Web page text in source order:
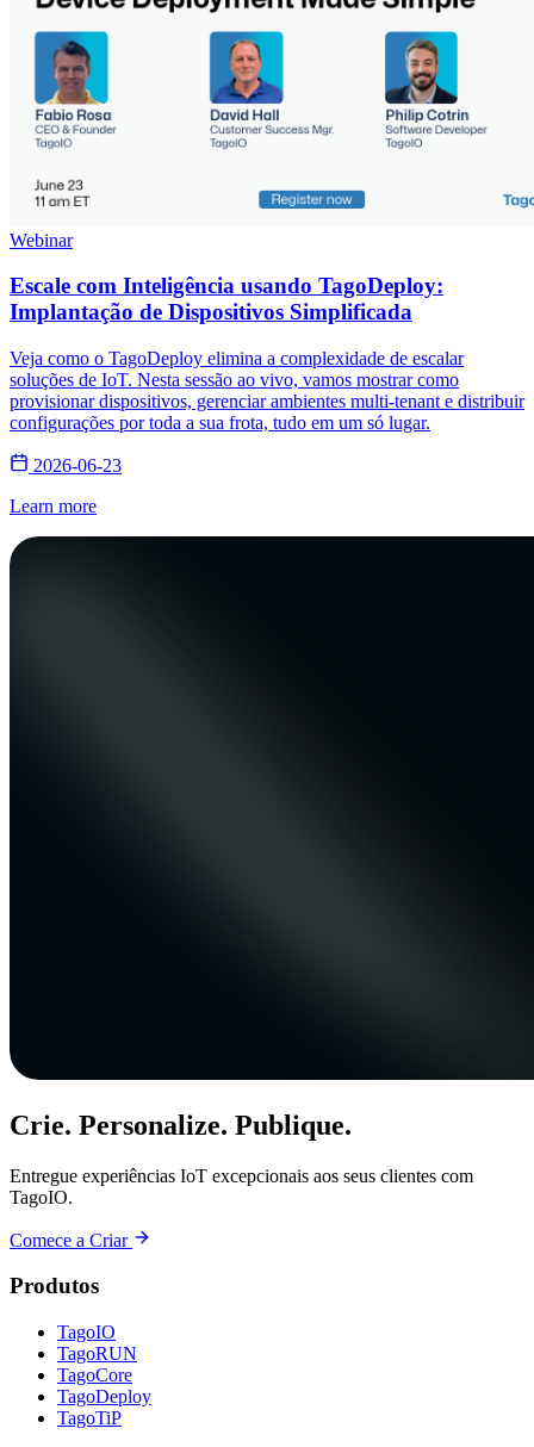
Webinar
Escale com Inteligência usando TagoDeploy:
Implantação de Dispositivos Simplificada
Veja como o TagoDeploy elimina a complexidade de escalar
soluções de IoT. Nesta sessão ao vivo, vamos mostrar como
provisionar dispositivos, gerenciar ambientes multi-tenant e distribuir
configurações por toda a sua frota, tudo em um só lugar.
2026-06-23
Learn more
Crie. Personalize. Publique.
Entregue experiências IoT excepcionais aos seus clientes com
TagoIO.
Comece a Criar
Produtos
TagoIO
TagoRUN
TagoCore
TagoDeploy
TagoTiP